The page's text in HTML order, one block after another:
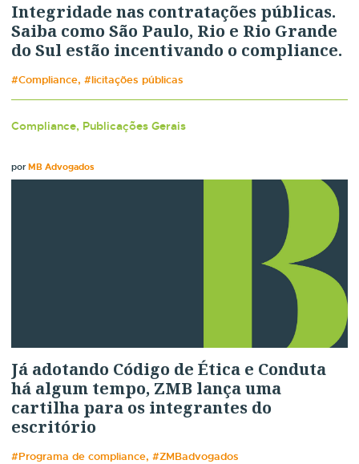
Integridade nas contratações públicas.
Saiba como São Paulo, Rio e Rio Grande
do Sul estão incentivando o compliance.
#Compliance, #licitações públicas
Compliance, Publicações Gerais
porMB Advogados
Já adotando Código de Ética e Conduta
há algum tempo, ZMB lança uma
cartilha para os integrantes do
escritório
#Programa de compliance, #ZMBadvogados